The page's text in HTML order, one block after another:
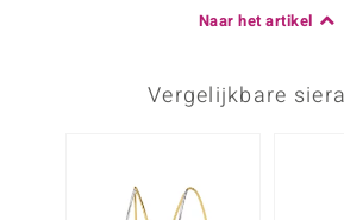
Naar het artikel
Vergelijkbare